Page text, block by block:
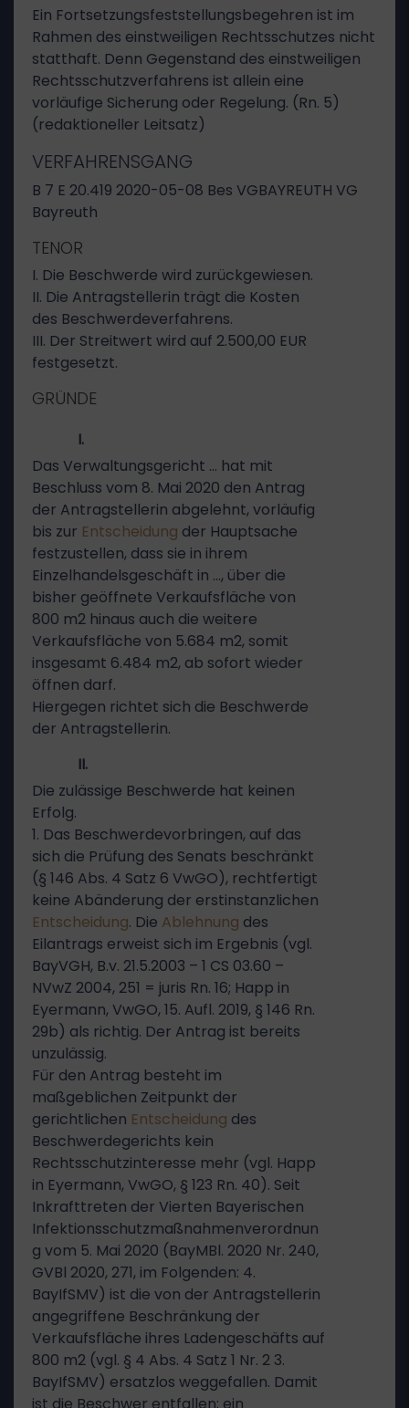
Ein Fortsetzungsfeststellungsbegehren ist im
Rahmen des einstweiligen Rechtsschutzes nicht
statthaft. Denn Gegenstand des einstweiligen
Rechtsschutzverfahrens ist allein eine
vorläufige Sicherung oder Regelung. (Rn. 5)
(redaktioneller Leitsatz)
VERFAHRENSGANG
B 7 E 20.419 2020-05-08 Bes VGBAYREUTH VG
Bayreuth
TENOR
I. Die Beschwerde wird zurückgewiesen.
II. Die Antragstellerin trägt die Kosten
des Beschwerdeverfahrens.
III. Der Streitwert wird auf 2.500,00 EUR
festgesetzt.
GRÜNDE
I.
Das Verwaltungsgericht … hat mit
Beschluss vom 8. Mai 2020 den Antrag
der Antragstellerin abgelehnt, vorläufig
bis zur Entscheidung der Hauptsache
festzustellen, dass sie in ihrem
Einzelhandelsgeschäft in …, über die
bisher geöffnete Verkaufsfläche von
800 m2 hinaus auch die weitere
Verkaufsfläche von 5.684 m2, somit
insgesamt 6.484 m2, ab sofort wieder
öffnen darf.
Hiergegen richtet sich die Beschwerde
der Antragstellerin.
II.
Die zulässige Beschwerde hat keinen
Erfolg.
1. Das Beschwerdevorbringen, auf das
sich die Prüfung des Senats beschränkt
(§ 146 Abs. 4 Satz 6 VwGO), rechtfertigt
keine Abänderung der erstinstanzlichen
Entscheidung. Die Ablehnung des
Eilantrags erweist sich im Ergebnis (vgl.
BayVGH, B.v. 21.5.2003 – 1 CS 03.60 –
NVwZ 2004, 251 = juris Rn. 16; Happ in
Eyermann, VwGO, 15. Aufl. 2019, § 146 Rn.
29b) als richtig. Der Antrag ist bereits
unzulässig.
Für den Antrag besteht im
maßgeblichen Zeitpunkt der
gerichtlichen Entscheidung des
Beschwerdegerichts kein
Rechtsschutzinteresse mehr (vgl. Happ
in Eyermann, VwGO, § 123 Rn. 40). Seit
Inkrafttreten der Vierten Bayerischen
Infektionsschutzmaßnahmenverordnun
g vom 5. Mai 2020 (BayMBl. 2020 Nr. 240,
GVBl 2020, 271, im Folgenden: 4.
BayIfSMV) ist die von der Antragstellerin
angegriffene Beschränkung der
Verkaufsfläche ihres Ladengeschäfts auf
800 m2 (vgl. § 4 Abs. 4 Satz 1 Nr. 2 3.
BayIfSMV) ersatzlos weggefallen. Damit